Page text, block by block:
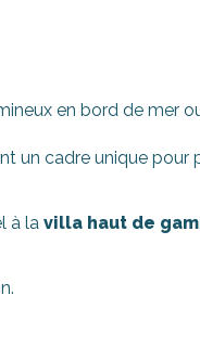
en bord de mer
un cadre unique pour
à la villa haut de